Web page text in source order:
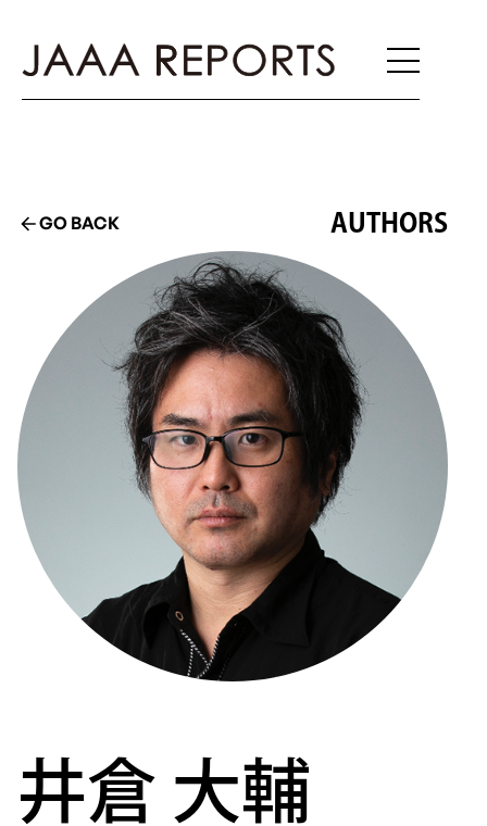
GO BACK AUTHORS
井倉 大輔